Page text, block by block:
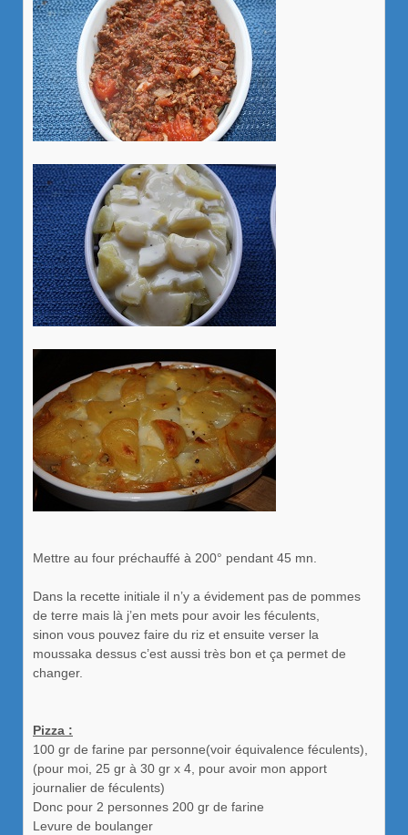
Mettre au four préchauffé à 200° pendant 45 mn.
Dans la recette initiale il n’y a évidement pas de pommes
de terre mais là j’en mets pour avoir les féculents,
sinon vous pouvez faire du riz et ensuite verser la
moussaka dessus c’est aussi très bon et ça permet de
changer.
Pizza :
100 gr de farine par personne(voir équivalence féculents),
(pour moi, 25 gr à 30 gr x 4, pour avoir mon apport
journalier de féculents)
Donc pour 2 personnes 200 gr de farine
Levure de boulanger